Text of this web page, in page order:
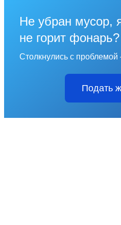
Не убран мусор,
не горит фонарь?
Столкнулись с
Подать